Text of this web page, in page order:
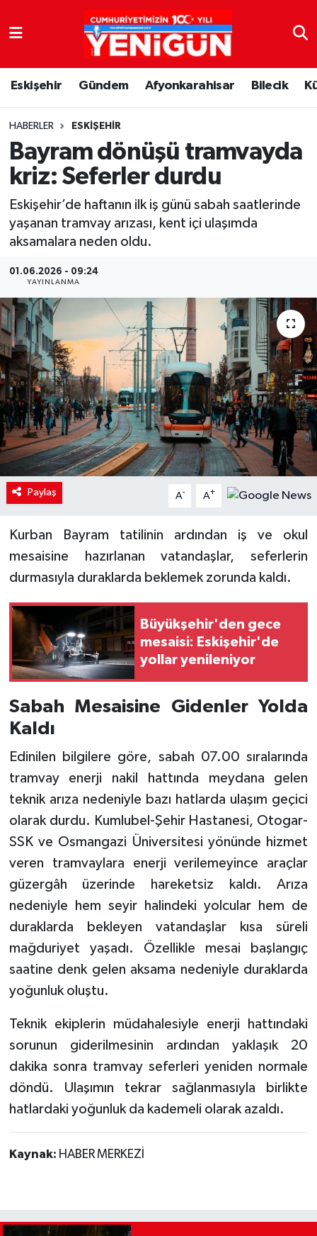
Eskişehir Gündem Afyonkarahisar Bilecik
HABERLER ESKIŞEHIR
Bayram dönüşü tramvayda
kriz: Seferler durdu
Eskişehir’de haftanın ilk iş günü sabah saatlerinde
yaşanan tramvay arızası, kent içi ulaşımda
aksamalara neden oldu.
01.06.2026 - 09:24
YAYINLANMA
Paylaş A- A+
Kurban Bayram tatilinin ardından iş ve okul
mesaisine hazırlanan vatandaşlar, seferlerin
durmasıyla duraklarda beklemek zorunda kaldı.
Büyükşehir'den gece
mesaisi: Eskişehir'de
yollar yenileniyor
Sabah Mesaisine Gidenler Yolda
Kaldı
Edinilen bilgilere göre, sabah 07.00 sıralarında
tramvay enerji nakil hattında meydana gelen
teknik arıza nedeniyle bazı hatlarda ulaşım geçici
olarak durdu. Kumlubel-Şehir Hastanesi, Otogar-
SSK ve Osmangazi Üniversitesi yönünde hizmet
veren tramvaylara enerji verilemeyince araçlar
güzergâh üzerinde hareketsiz kaldı. Arıza
nedeniyle hem seyir halindeki yolcular hem de
duraklarda bekleyen vatandaşlar kısa süreli
mağduriyet yaşadı. Özellikle mesai başlangıç
saatine denk gelen aksama nedeniyle duraklarda
yoğunluk oluştu.
Teknik ekiplerin müdahalesiyle enerji hattındaki
sorunun giderilmesinin ardından yaklaşık 20
dakika sonra tramvay seferleri yeniden normale
döndü. Ulaşımın tekrar sağlanmasıyla birlikte
hatlardaki yoğunluk da kademeli olarak azaldı.
Kaynak: HABER MERKEZİ
Nöbetçi Eczaneler
Hava Durumu
Trafik Durumu
Süper Lig Puan Durumu ve Fikstür
Tüm Manşetler
Son Dakika Haberleri
Haber Arşivi